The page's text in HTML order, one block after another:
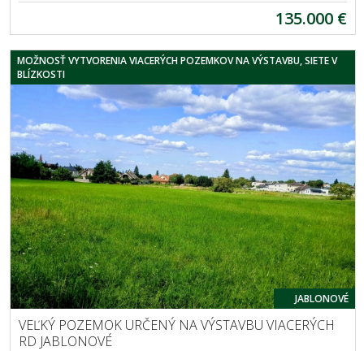
135.000 €
MOŽNOSŤ VYTVORENIA VIACERÝCH POZEMKOV NA VÝSTAVBU, SIETE V
BLÍZKOSTI
JABLONOVÉ
VEĽKÝ POZEMOK URČENÝ NA VÝSTAVBU VIACERÝCH
RD JABLONOVÉ